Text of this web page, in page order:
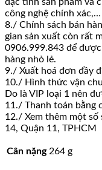
đặc tính sản phẩm và
công nghệ chính xác,…
8./ Chính sách bán
gian sản xuất còn rất
0906.999.843 để
hàng nhỏ lẻ.
9./ Xuất hoá đơn đầy
10./ Hình thức vận
Do là VIP loại 1 nên
11./ Thanh toán bằng
12./ Xem thêm một số
14, Quận 11, TPHCM
Cân nặng 264 g